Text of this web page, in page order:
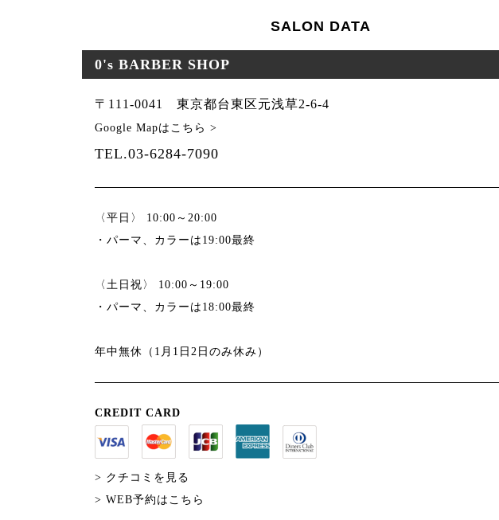
SALON DATA
0's BARBER SHOP
〒111-0041 東京都台東区元浅草2-6-4
Google Mapはこちら >
TEL.03-6284-7090
〈平日〉 10:00～20:00
・パーマ、カラーは19:00最終
〈土日祝〉 10:00～19:00
・パーマ、カラーは18:00最終
年中無休（1月1日2日のみ休み）
CREDIT CARD
> クチコミを見る
> WEB予約はこちら